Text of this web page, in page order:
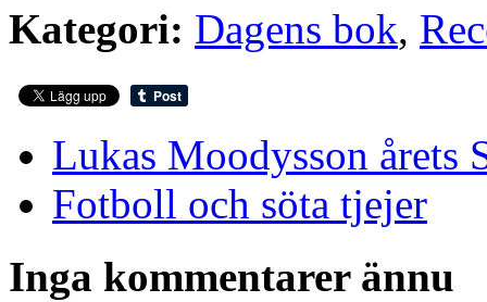
Kategori: Dagens bok,
Lukas Moodysson årets
Fotboll och söta tjejer
Inga kommentarer ännu